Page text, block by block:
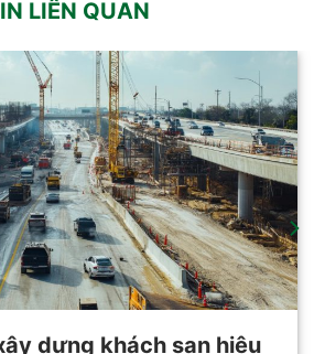
LIÊN QUAN
dựng khách sạn hiệu